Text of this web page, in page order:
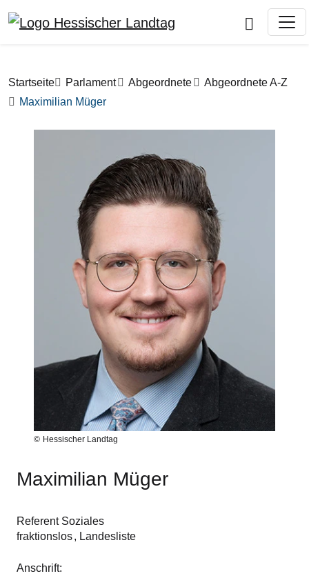
Pfadnavigation
Startseite Parlament Abgeordnete
Abgeordnete A-Z
Maximilian Müger
Hessischer Landtag
Maximilian Müger
Referent Soziales
fraktionslos
Landesliste
Anschrift